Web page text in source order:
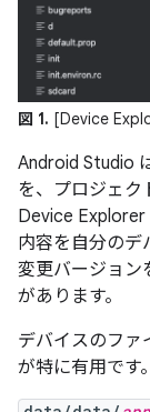
図 1. [Device
Android Studio
を、プロジェク
Device
内容を自分のデ
変更バージョン
があります。
デバイスのファ
が特に有用です。